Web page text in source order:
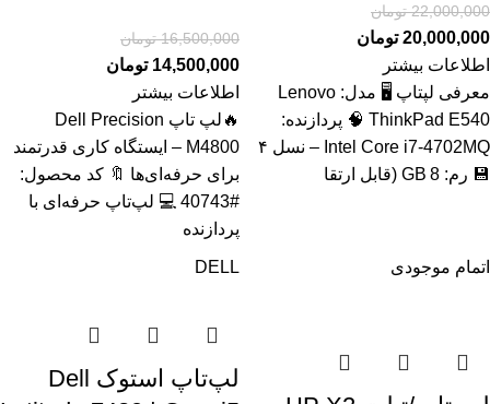
22,000,000 تومان
20,000,000 تومان
اطلاعات بیشتر
معرفی لپتاپ 🖥️ مدل: Lenovo
ThinkPad E540 🧠 پردازنده:
Intel Core i7‑4702MQ – نسل ۴
💾 رم: 8 GB (قابل ارتقا
16,500,000 تومان
14,500,000 تومان
اطلاعات بیشتر
🔥لپ تاپ Dell Precision
M4800 – ایستگاه کاری قدرتمند
برای حرفه‌ای‌ها 🔖 کد محصول:
#40743 💻 لپ‌تاپ حرفه‌ای با
پردازنده
اتمام موجودی DELL
لپ‌تاپ استوک Dell